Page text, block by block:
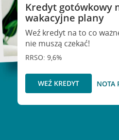
Kredyt gotówkowy
wakacyjne plany
Weź kredyt na to co
nie muszą czekać!
RRSO: 9,6%
WEŹ KREDYT NOTA